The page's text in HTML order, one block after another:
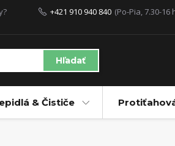
Hľadať
+421 910 940 840 (Po-Pia, 7.30-16
& Čističe